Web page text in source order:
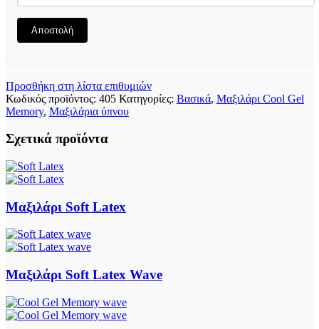
Αποστολή
Προσθήκη στη λίστα επιθυμιών
Κωδικός προϊόντος: 405 Κατηγορίες: Bασικά, Μαξιλάρι Cool Gel
Memory, Μαξιλάρια ύπνου
Σχετικά προϊόντα
Μαξιλάρι Soft Latex
Μαξιλάρι Soft Latex Wave